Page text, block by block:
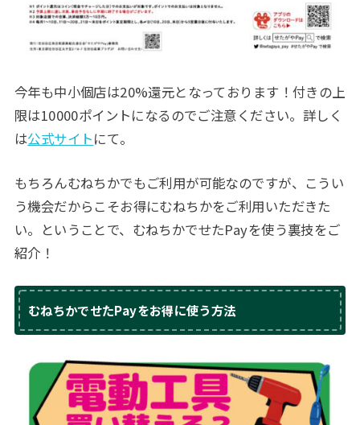
今年も中小個店は20%還元となっております！付きの上
限は10000ポイントになるのでご注意ください。詳しく
は公式サイトにて。
もちろんむねちかでもご利用が可能なのですが、こうい
う機会だからこそお得にむねちかをご利用いただきた
い。ということで、むねちかでせたPayを使う裏技をご
紹介！
むねちかでせたPayをお得に使う方法